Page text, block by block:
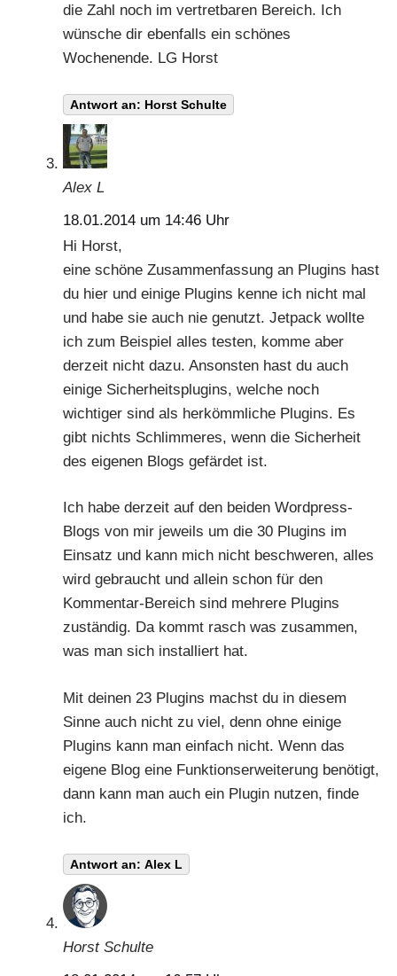
die Zahl noch im vertretbaren Bereich. Ich
wünsche dir ebenfalls ein schönes
Wochenende. LG Horst
Antwort an: Horst Schulte
Alex L
18.01.2014 um 14:46 Uhr
Hi Horst,
eine schöne Zusammenfassung an Plugins hast
du hier und einige Plugins kenne ich nicht mal
und habe sie auch nie genutzt. Jetpack wollte
ich zum Beispiel alles testen, komme aber
derzeit nicht dazu. Ansonsten hast du auch
einige Sicherheitsplugins, welche noch
wichtiger sind als herkömmliche Plugins. Es
gibt nichts Schlimmeres, wenn die Sicherheit
des eigenen Blogs gefärdet ist.
Ich habe derzeit auf den beiden Wordpress-
Blogs von mir jeweils um die 30 Plugins im
Einsatz und kann mich nicht beschweren, alles
wird gebraucht und allein schon für den
Kommentar-Bereich sind mehrere Plugins
zuständig. Da kommt rasch was zusammen,
was man sich installiert hat.
Mit deinen 23 Plugins machst du in diesem
Sinne auch nicht zu viel, denn ohne einige
Plugins kann man einfach nicht. Wenn das
eigene Blog eine Funktionserweiterung benötigt,
dann kann man auch ein Plugin nutzen, finde
ich.
Antwort an: Alex L
Horst Schulte